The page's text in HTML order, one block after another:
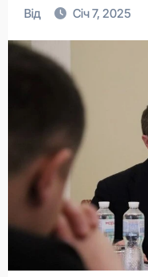
Від Січ 7, 2025